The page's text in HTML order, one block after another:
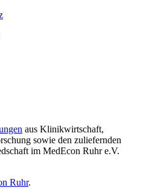
aus Klinikwirtschaft,
sowie den zuliefernden
im MedEcon Ruhr e.V.
Ruhr.